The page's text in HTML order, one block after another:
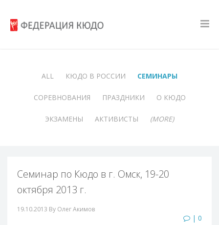
ALL КЮДО В РОССИИ СЕМИНАРЫ
СОРЕВНОВАНИЯ ПРАЗДНИКИ О КЮДО
ЭКЗАМЕНЫ АКТИВИСТЫ (MORE)
Семинар по Кюдо в г. Омск, 19-20
октября 2013 г.
19.10.2013 By Олег Акимов
| 0